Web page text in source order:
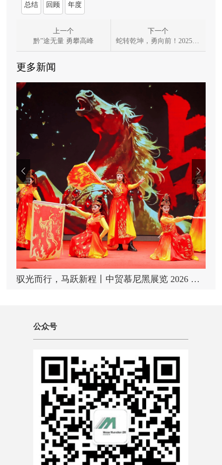
总结 回顾 年度
上一个
黔”途无量 勇攀高峰
下一个
蛇转乾坤，勇向前！2025共谱璀璨华章
更多新闻
驭光而行，马跃新程丨中贸慕尼黑展览 2026 迎新年会圆满落幕
 
公众号